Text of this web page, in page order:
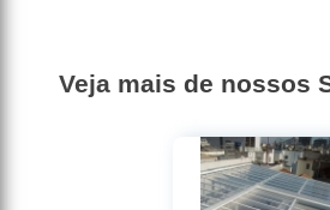
Veja mais de nossos